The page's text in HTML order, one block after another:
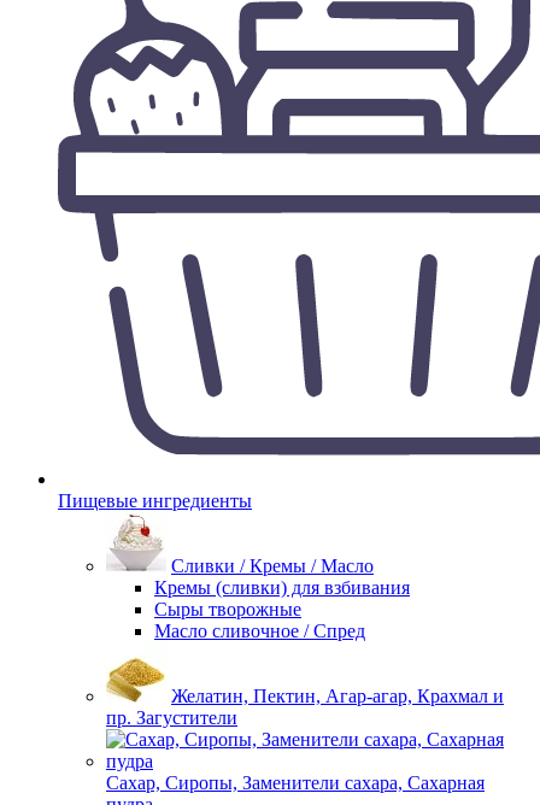
Пищевые ингредиенты
Сливки / Кремы / Масло
Кремы (сливки) для взбивания
Сыры творожные
Масло сливочное / Спред
Желатин, Пектин, Агар-агар, Крахмал и
пр. Загустители
Сахар, Сиропы, Заменители сахара, Сахарная